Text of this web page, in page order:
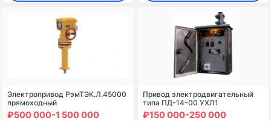
Электропривод РэмТЭК.Л.45000
прямоходный
₽500 000-1 500 000
Привод электродвигательный
типа ПД-14-00 УХЛ1
₽150 000-250 000